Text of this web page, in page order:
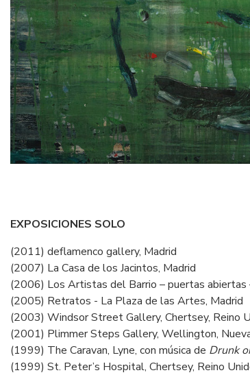
EXPOSICIONES SOLO
(2011) deflamenco gallery, Madrid
(2007) La Casa de los Jacintos, Madrid
(2006) Los Artistas del Barrio – puertas abiertas
(2005) Retratos - La Plaza de las Artes, Madrid
(2003) Windsor Street Gallery, Chertsey, Reino
(2001) Plimmer Steps Gallery, Wellington,
(1999) The Caravan, Lyne, con música de Drunk
(1999) St. Peter’s Hospital, Chertsey, Reino